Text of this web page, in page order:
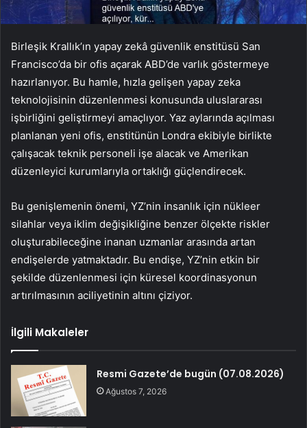
Birleşik Krallık’ın yapay zekâ güvenlik enstitüsü San
Francisco’da bir ofis açarak ABD’de varlık göstermeye
hazırlanıyor. Bu hamle, hızla gelişen yapay zeka
teknolojisinin düzenlenmesi konusunda uluslararası
işbirliğini geliştirmeyi amaçlıyor. Yaz aylarında açılması
planlanan yeni ofis, enstitünün Londra ekibiyle birlikte
çalışacak teknik personeli işe alacak ve Amerikan
düzenleyici kurumlarıyla ortaklığı güçlendirecek.
Bu genişlemenin önemi, YZ’nin insanlık için nükleer
silahlar veya iklim değişikliğine benzer ölçekte riskler
oluşturabileceğine inanan uzmanlar arasında artan
endişelerde yatmaktadır. Bu endişe, YZ’nin etkin bir
şekilde düzenlenmesi için küresel koordinasyonun
artırılmasının aciliyetinin altını çiziyor.
İlgili Makaleler
Resmi Gazete’de bugün (07.08.2026)
Ağustos 7, 2026